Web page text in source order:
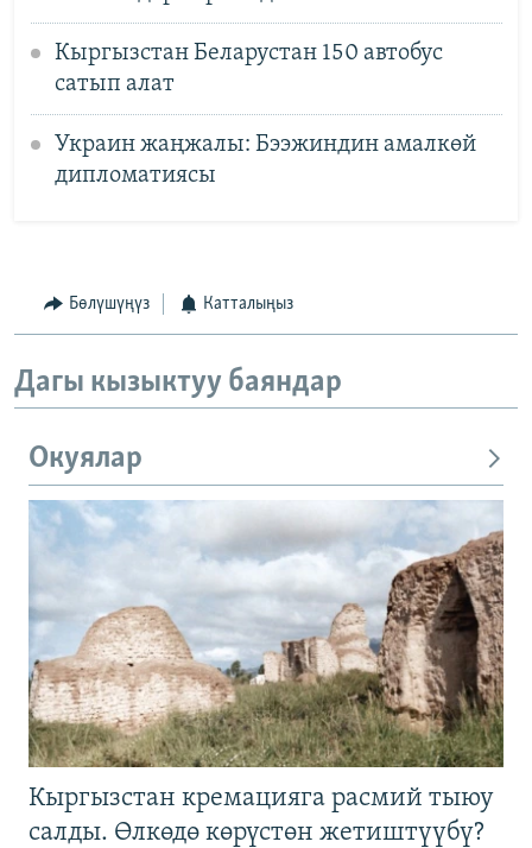
Кыргызстан Беларустан 150 автобус
сатып алат
Украин жаңжалы: Бээжиндин амалкөй
дипломатиясы
Бөлүшүңүз Катталыңыз
Дагы кызыктуу баяндар
Окуялар
Кыргызстан кремацияга расмий тыюу
салды. Өлкөдө көрүстөн жетиштүүбү?